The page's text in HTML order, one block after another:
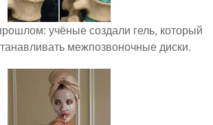
учёные создали гель, который
межпозвоночные диски.